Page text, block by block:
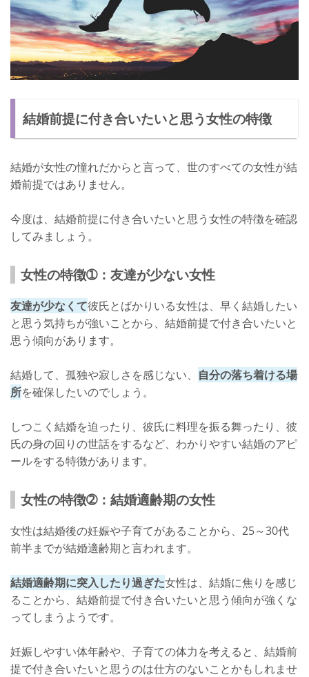
結婚前提に付き合いたいと思う女性の特徴
結婚が女性の憧れだからと言って、世のすべての女性が結
婚前提ではありません。
今度は、結婚前提に付き合いたいと思う女性の特徴を確認
してみましょう。
女性の特徴➀：友達が少ない女性
友達が少なくて彼氏とばかりいる女性は、早く結婚したい
と思う気持ちが強いことから、結婚前提で付き合いたいと
思う傾向があります。
結婚して、孤独や寂しさを感じない、 自分の落ち着ける場
所を確保したいのでしょう。
しつこく結婚を迫ったり、彼氏に料理を振る舞ったり、彼
氏の身の回りの世話をするなど、わかりやすい結婚のアピ
ールをする特徴があります。
女性の特徴➁：結婚適齢期の女性
女性は結婚後の妊娠や子育てがあることから、25～30代
前半までが結婚適齢期と言われます。
結婚適齢期に突入したり過ぎた女性は、結婚に焦りを感じ
ることから、結婚前提で付き合いたいと思う傾向が強くな
ってしまうようです。
妊娠しやすい体年齢や、子育ての体力を考えると、結婚前
提で付き合いたいと思うのは仕方のないことかもしれませ